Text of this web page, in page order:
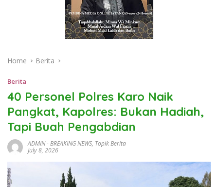
Home Berita
Berita
40 Personel Polres Karo Naik
Pangkat, Kapolres: Bukan Hadiah,
Tapi Buah Pengabdian
ADMIN-BREAKING NEWS, Topik Berita
July 8, 2026